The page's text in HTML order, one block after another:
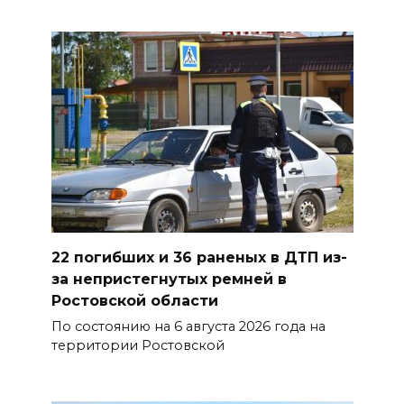
Дом бабуинов появится в
донском парке птиц через год
10 августа 2026 16:09
В Аксайском районе
потушили ландшафтный
пожар
10 августа 2026 15:16
Свои аппараты ИВЛ,
возрождение малых городов
и золото школьников:
основные события 7–9 августа
22 погибших и 36 раненых в ДТП из-
за непристегнутых ремней в
Ростовской области
По состоянию на 6 августа 2026 года на
территории Ростовской